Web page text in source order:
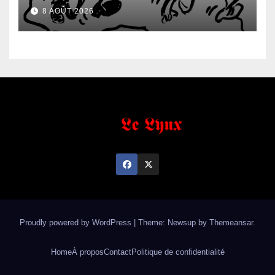
démission des conseillés du
parti à Ouendé-Kénéma ?
8 AOÛT 2026
Proudly powered by WordPress Theme: Newsup by Themeansar.
HomeÀ proposContactPolitique de confidentialité